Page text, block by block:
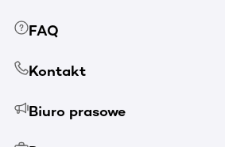
FAQ
Kontakt
Biuro prasowe